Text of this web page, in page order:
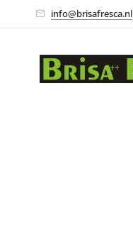
info@brisafresca.nl